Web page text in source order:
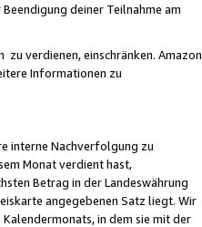
deiner Teilnahme am
verdienen, einschränken. Amazon
Informationen zu
interne Nachverfolgung zu
Monat verdient hast,
Betrag in der Landeswährung
angegebenen Satz liegt. Wir
in dem sie mit der